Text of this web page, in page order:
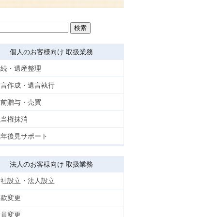
個人のお客様向け 取扱業務
・遺産整理
作成・遺言執行
贈与・売買
権抹消
後見サポート
法人のお客様向け 取扱業務
設立・法人設立
変更
変更